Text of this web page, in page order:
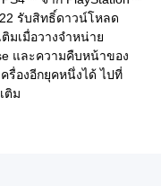
รับสิทธิ์ดาวน์โหลด
มเมื่อวางจำหน่าย
และความคืบหน้าของ
รื่องอีกยุคหนึ่งได้ ไปที่
ติม